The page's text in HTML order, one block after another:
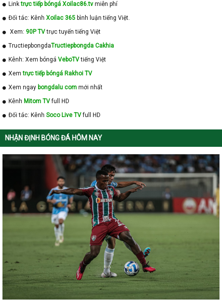
Linktrực tiếp bóngá Xoilac86.tv miễn phí
Đối tác: Kênh Xoilac 365 bình luận tiếng Việt.
Xem: 90P TVtrực tuyến tiếng Việt
TructiepbongdaTructiepbongda Cakhia
Kênh: Xem bóngá VeboTVtiếng Việt
Xemtrực tiếp bóngá Rakhoi TV
Xem ngay bongdalu com mới nhất
Kênh Mitom TVfull HD
Đối tác: Kênh Soco Live TVfull HD
NHẬN ĐỊNH BÓNG ĐÁ HÔM NAY